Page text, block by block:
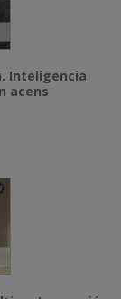
Inteligencia
acens